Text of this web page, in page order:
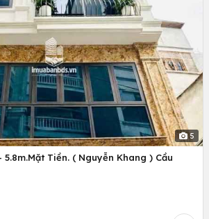
5
5.8m.Mặt Tiền. ( Nguyễn Khang ) Cầu